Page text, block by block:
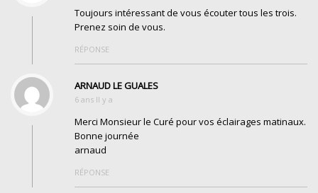
Toujours intéressant de vous écouter tous les trois.
Prenez soin de vous.
RÉPONSE
ARNAUD LE GUALES
6 ans Il y a
Merci Monsieur le Curé pour vos éclairages matinaux.
Bonne journée
arnaud
RÉPONSE